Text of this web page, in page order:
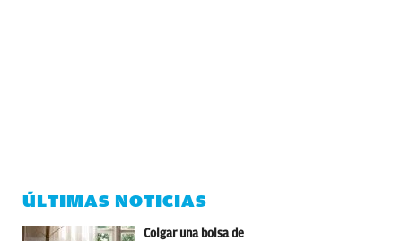
ÚLTIMAS NOTICIAS
Colgar una bolsa de